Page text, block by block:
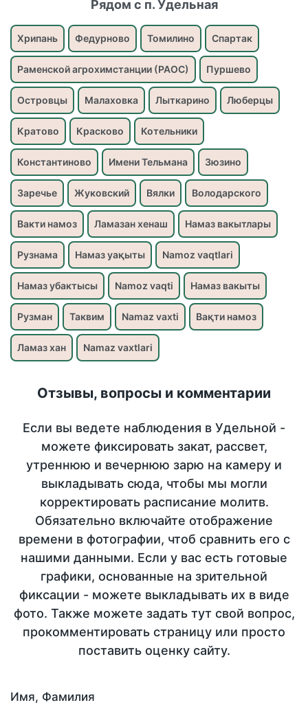
Рядом с п. Удельная
Хрипань Федурново Томилино Спартак
Раменской агрохимстанции (РАОС) Пуршево
Островцы Малаховка Лыткарино Люберцы
Кратово Красково Котельники
Константиново Имени Тельмана Зюзино
Заречье Жуковский Вялки Володарского
Вакти намоз Ламазан хенаш Намаз вакытлары
Рузнама Намаз уақыты Namoz vaqtlari
Намаз убактысы Namoz vaqti Намаз вакыты
Рузман Таквим Namaz vaxti Вақти намоз
Ламаз хан Namaz vaxtlari
Отзывы, вопросы и комментарии
Если вы ведете наблюдения в Удельной -
можете фиксировать закат, рассвет,
утреннюю и вечернюю зарю на камеру и
выкладывать сюда, чтобы мы могли
корректировать расписание молитв.
Обязательно включайте отображение
времени в фотографии, чтоб сравнить его с
нашими данными. Если у вас есть готовые
графики, основанные на зрительной
фиксации - можете выкладывать их в виде
фото. Также можете задать тут свой вопрос,
прокомментировать страницу или просто
поставить оценку сайту.
Имя, Фамилия